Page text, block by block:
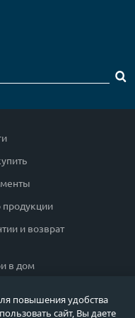
продукции
и возврат
в дом
в квартиру
повышения удобства
сайт, Вы даете